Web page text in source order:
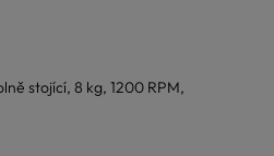
stojící, 8 kg, 1200 RPM,